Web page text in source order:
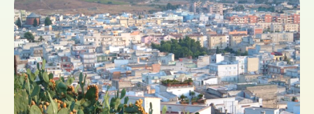
ES
FR UK
IE
IT
NL
Prenota Biglietti